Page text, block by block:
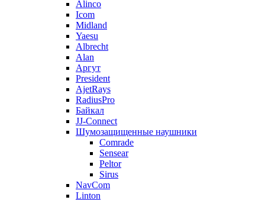
Alinco
Icom
Midland
Yaesu
Albrecht
Alan
Аргут
President
AjetRays
RadiusPro
Байкал
JJ-Connect
Шумозащищенные наушники
Comrade
Sensear
Peltor
Sirus
NavCom
Linton